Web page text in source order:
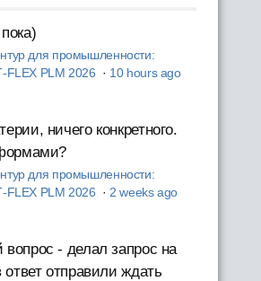
для промышленности:
PLM 2026 · 10 hours ago
ничего конкретного.
для промышленности:
PLM 2026 · 2 weeks ago
- делал запрос на
ответ отправили ждать